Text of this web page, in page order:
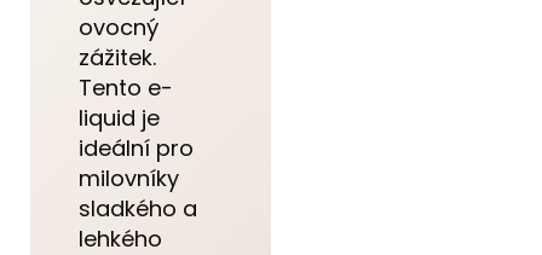
ovocný
zážitek.
Tento e-
liquid je
ideální pro
milovníky
sladkého a
lehkého